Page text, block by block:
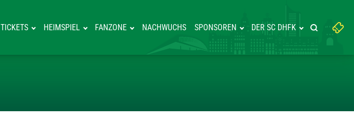
TICKETS HEIMSPIEL FANZONE NACHWUCHS SPONSOREN DER SC DHFK
Suchbegriff
eingeben:
Suche